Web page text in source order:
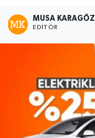
MUSA KARAGÖZ
EDITÖR